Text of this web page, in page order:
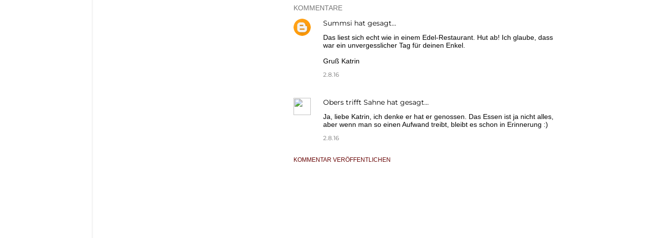
KOMMENTARE
Summsi hat gesagt…
Das liest sich echt wie in einem Edel-Restaurant. Hut ab! Ich glaube, dass
war ein unvergesslicher Tag für deinen Enkel.
Gruß Katrin
2.8.16
Obers trifft Sahne hat gesagt…
Ja, liebe Katrin, ich denke er hat er genossen. Das Essen ist ja nicht alles,
aber wenn man so einen Aufwand treibt, bleibt es schon in Erinnerung :)
2.8.16
KOMMENTAR VERÖFFENTLICHEN